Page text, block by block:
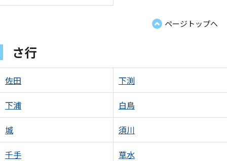
ページトップへ
さ行
佐田 下渕
下浦 白鳥
城 須川
千手 草水